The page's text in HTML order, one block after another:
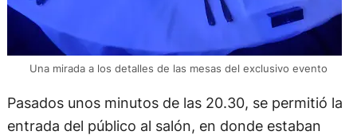
Una mirada a los detalles de las mesas del exclusivo evento
Pasados unos minutos de las 20.30, se permitió la
entrada del público al salón, en donde estaban